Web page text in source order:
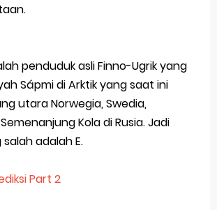
penduduk asli Finno-Ugrik yang
Sápmi di Arktik yang saat ini
utara Norwegia, Swedia,
Kola di Rusia. Jadi
adalah E.
Part 2